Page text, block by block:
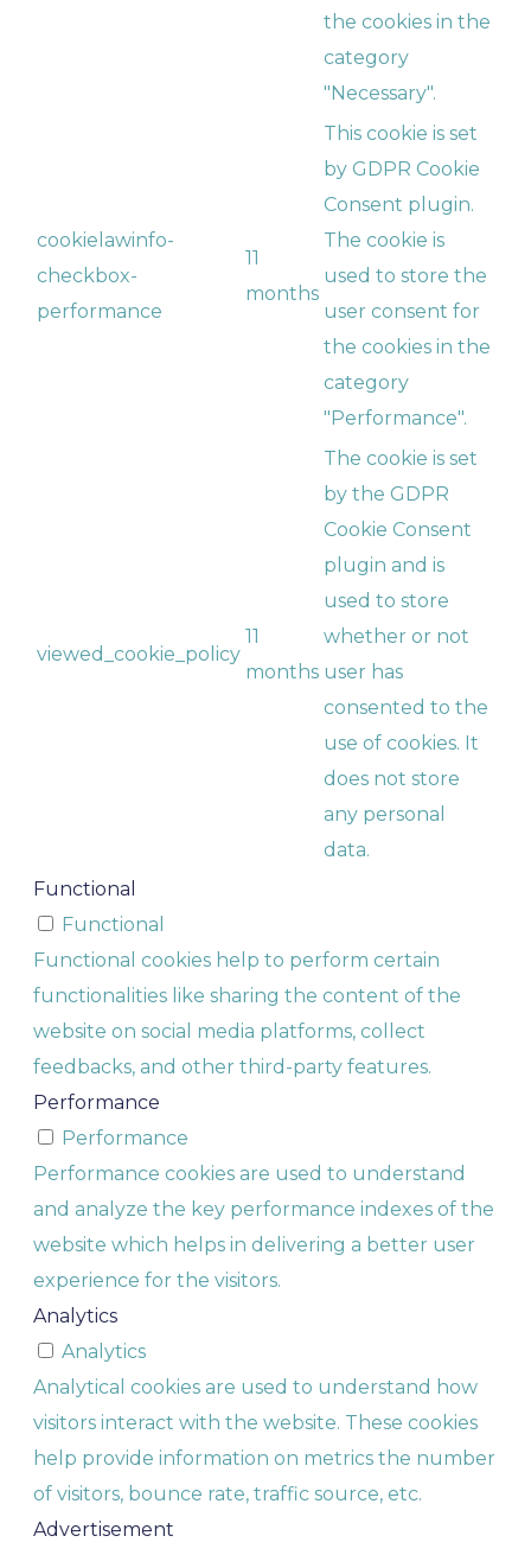
the cookies in the
category
"Necessary".
cookielawinfo-
checkbox-
performance
11
months
This cookie is set
by GDPR Cookie
Consent plugin.
The cookie is
used to store the
user consent for
the cookies in the
category
"Performance".
viewed_cookie_policy
11
months
The cookie is set
by the GDPR
Cookie Consent
plugin and is
used to store
whether or not
user has
consented to the
use of cookies. It
does not store
any personal
data.
Functional
Functional
Functional cookies help to perform certain
functionalities like sharing the content of the
website on social media platforms, collect
feedbacks, and other third-party features.
Performance
Performance
Performance cookies are used to understand
and analyze the key performance indexes of the
website which helps in delivering a better user
experience for the visitors.
Analytics
Analytics
Analytical cookies are used to understand how
visitors interact with the website. These cookies
help provide information on metrics the number
of visitors, bounce rate, traffic source, etc.
Advertisement